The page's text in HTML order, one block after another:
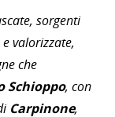
sorgenti
valorizzate,
che
Schioppo, con
Carpinone,